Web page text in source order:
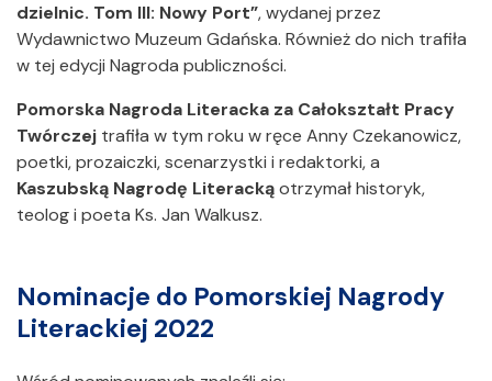
dzielnic. Tom III: Nowy Port”, wydanej przez
Wydawnictwo Muzeum Gdańska. Również do nich trafiła
w tej edycji Nagroda publiczności.
Pomorska Nagroda Literacka za Całokształt Pracy
Twórczej trafiła w tym roku w ręce Anny Czekanowicz,
poetki, prozaiczki, scenarzystki i redaktorki, a
Kaszubską Nagrodę Literackąotrzymał historyk,
teolog i poeta Ks. Jan Walkusz.
Nominacje do Pomorskiej Nagrody
Literackiej 2022